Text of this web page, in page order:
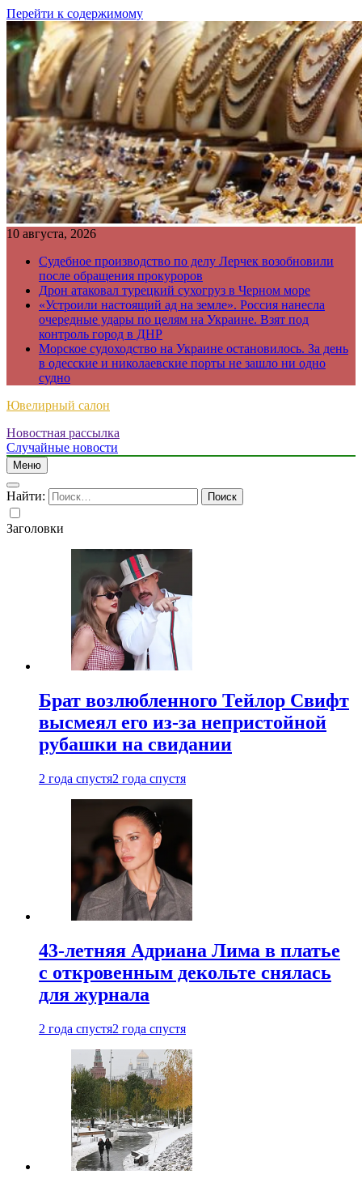
Перейти к содержимому
10 августа, 2026
Судебное производство по делу Лерчек возобновили
после обращения прокуроров
Дрон атаковал турецкий сухогруз в Черном море
«Устроили настоящий ад на земле». Россия нанесла
очередные удары по целям на Украине. Взят под
контроль город в ДНР
Морское судоходство на Украине остановилось. За день
в одесские и николаевские порты не зашло ни одно
судно
Ювелирный салон
Новостная рассылка
Случайные новости
Меню
Найти:
Заголовки
Брат возлюбленного Тейлор Свифт
высмеял его из-за непристойной
рубашки на свидании
2 года спустя2 года спустя
43-летняя Адриана Лима в платье
с откровенным декольте снялась
для журнала
2 года спустя2 года спустя